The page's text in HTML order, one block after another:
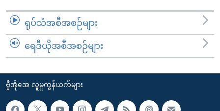
ရုပ်သံအစီအစဉ်များ
ရေဒီယိုအစီအစဉ်များ
ဗွီအိုအေ လူမှုကွန်ယက်များ